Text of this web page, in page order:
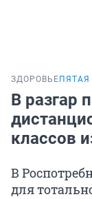
ЗДОРОВЬЕ
В разгар
классов
В
для